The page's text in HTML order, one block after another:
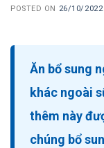
POSTED ON 26/10/2022
Ăn bổ sung
khác ngoài
thêm này
chúng bổ